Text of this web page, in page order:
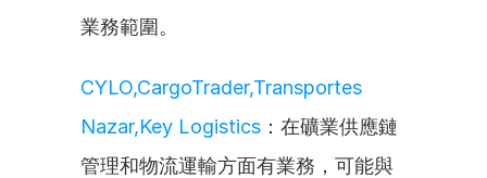
業務範圍。
CYLO,CargoTrader,Transportes
Nazar,Key Logistics ：在礦業供應鏈
管理和物流運輸方面有業務，可能與